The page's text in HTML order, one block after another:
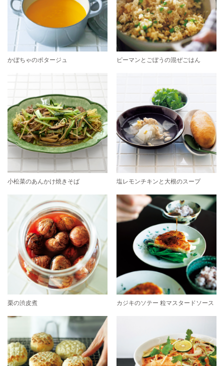
かぼちゃのポタージュ ピーマンとごぼうの混ぜごはん
小松菜のあんかけ焼きそば 塩レモンチキンと大根のスープ
栗の渋皮煮 カジキのソテー 粒マスタードソース